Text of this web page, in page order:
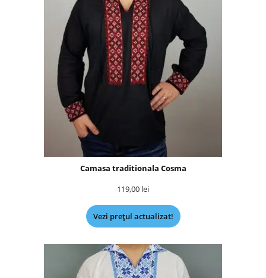
Camasa traditionala Cosma
119,00 lei
Vezi prețul actualizat!